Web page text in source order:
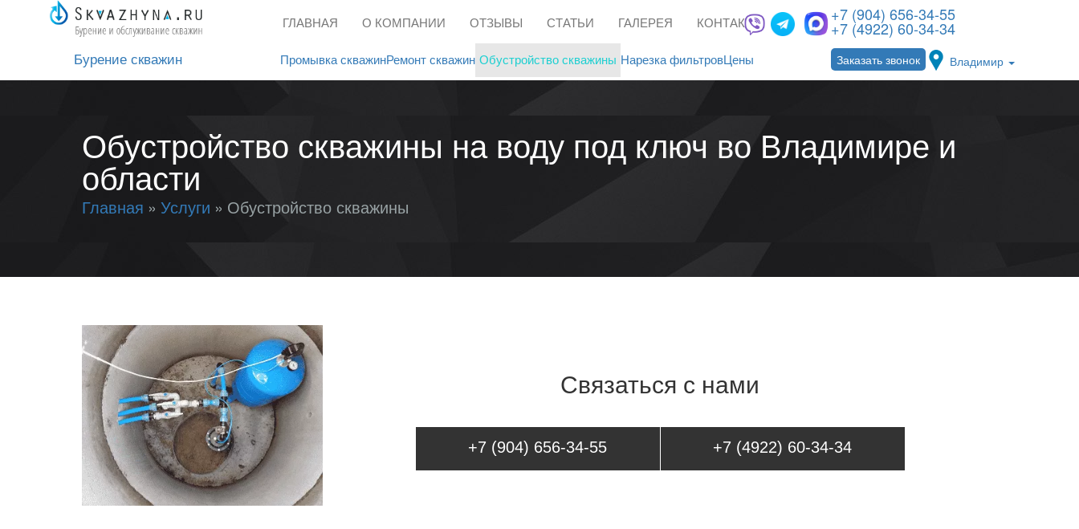
Бурение скважин
ГЛАВНАЯ О КОМПАНИИ ОТЗЫВЫ СТАТЬИ ГАЛЕРЕЯ КОНТАКТЫ
Промывка скважинРемонт скважин Обустройство скважины Нарезка фильтровЦены
+7 (904) 656-34-55
+7 (4922) 60-34-34
Заказать звонок Владимир
Обустройство скважины на воду под ключ во Владимире и
области
Главная Услуги Обустройство скважины
Связаться с нами
+7 (904) 656-34-55 +7 (4922) 60-34-34